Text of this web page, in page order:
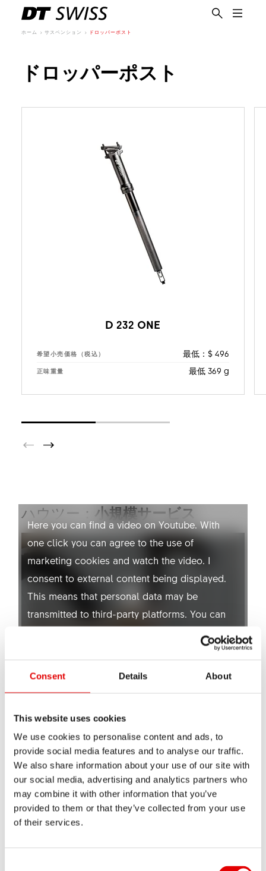
Consent Details About
This website uses cookies
We use cookies to personalise content and ads, to
provide social media features and to analyse our traffic.
We also share information about your use of our site with
our social media, advertising and analytics partners who
may combine it with other information that you’ve
provided to them or that they’ve collected from your use
of their services.
ホーム サスペンション ドロッパーポスト
ドロッパーポスト
D 232 ONE
希望小売価格（税込） 最低：$ 496
正味重量 最低 369 g
Here you can find a video on Youtube. With
one click you can agree to the use of
marketing cookies and watch the video. I
consent to external content being displayed.
This means that personal data may be
transmitted to third-party platforms. You can
Allow YouTube
ハウツー： 小規模サービス
サスペンションの自社開発技術についてはこ
ちら: